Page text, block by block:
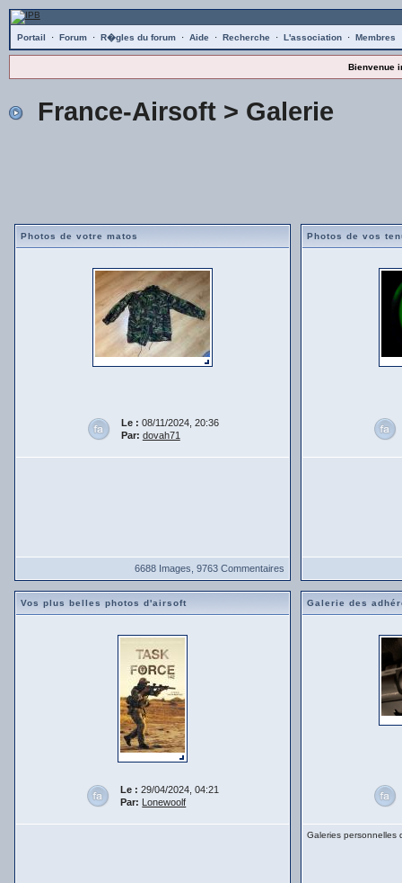
Portail · Forum · R�gles du forum · Aide · Recherche · L'association · Membres
Bienvenue
France-Airsoft> Galerie
Photos de votre matos
Le : 08/11/2024, 20:36
Par: dovah71
6688 Images, 9763 Commentaires
Photos de vos
Vos plus belles photos d'airsoft
Le : 29/04/2024, 04:21
Par: Lonewoolf
Galerie des
Galeries personnelles